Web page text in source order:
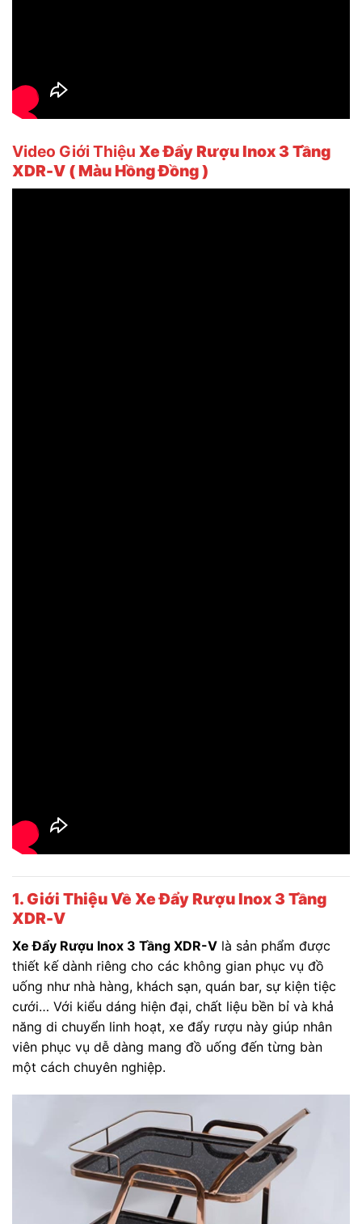
Video Giới Thiệu Xe Đẩy Rượu Inox 3 Tầng
XDR-V ( Màu Hồng Đồng )
1. Giới Thiệu Về Xe Đẩy Rượu Inox 3 Tầng
XDR-V
Xe Đẩy Rượu Inox 3 Tầng XDR-V là sản phẩm được
thiết kế dành riêng cho các không gian phục vụ đồ
uống như nhà hàng, khách sạn, quán bar, sự kiện tiệc
cưới… Với kiểu dáng hiện đại, chất liệu bền bỉ và khả
năng di chuyển linh hoạt, xe đẩy rượu này giúp nhân
viên phục vụ dễ dàng mang đồ uống đến từng bàn
một cách chuyên nghiệp.